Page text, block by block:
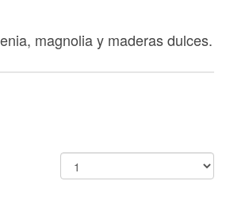
magnolia y maderas dulces.